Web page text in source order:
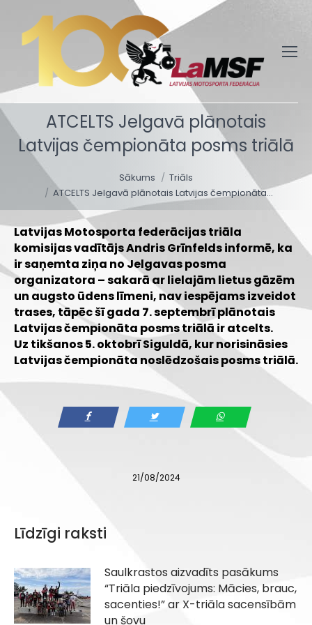
ATCELTS Jelgavā plānotais
Latvijas čempionāta posms triālā
You are here:
Sākums
Triāls
ATCELTS Jelgavā plānotais Latvijas čempionāta…
Latvijas Motosporta federācijas triāla
komisijas vadītājs Andris Grīnfelds informē, ka
ir saņemta ziņa no Jelgavas posma
organizatora – sakarā ar lielajām lietus gāzēm
un augsto ūdens līmeni, nav iespējams izveidot
trases, tāpēc šī gada 7. septembrī plānotais
Latvijas čempionāta posms triālā ir atcelts.
Uz tikšanos 5. oktobrī Siguldā, kur norisināsies
Latvijas čempionāta noslēdzošais posms triālā.
21/08/2024
Līdzīgi raksti
Saulkrastos aizvadīts pasākums
“Triāla piedzīvojums: Mācies, brauc,
sacenties!” ar X-triāla sacensībām
un šovu